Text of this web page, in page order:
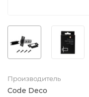
Производитель
Code Deco